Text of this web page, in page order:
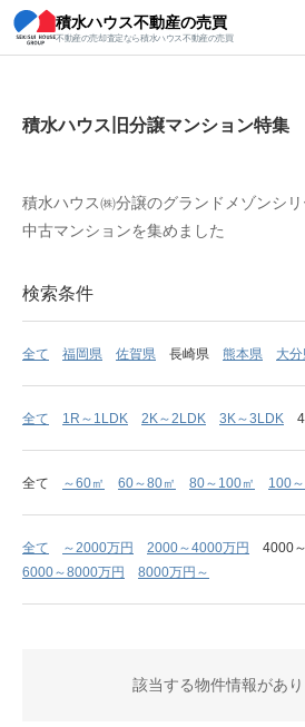
積水ハウス不動産の売買
不動産の売却査定なら積水ハウス不動産の売買
積水ハウス旧分譲マン
積水ハウス旧分譲マンション特集
積水ハウス㈱分譲のグランドメゾンシ
中古マンションを集めました
検索条件
全て 福岡県 佐賀県 長崎県 熊本県 大
全て 1R～1LDK 2K～2LDK 3K～3LDK
全て ～60㎡ 60～80㎡ 80～100㎡ 100
全て ～2000万円 2000～4000万円
4000
6000～8000万円
8000万円～
該当する物件情報があり